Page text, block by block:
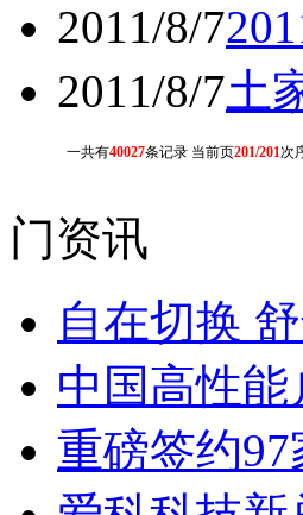
2011/8/7
2011/8/7土
一共有40027条记录 当前页201/201次
门资讯
自在切换
中国高性
重磅签约